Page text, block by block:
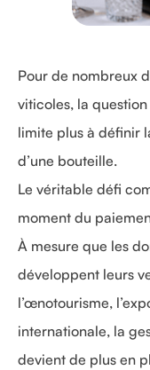
Pour de nombreux
viticoles, la
limite plus à définir
d’une bouteille.
Le véritable défi
moment du
À mesure que les
développent leurs
l’œnotourisme,
internationale, la
devient de plus en